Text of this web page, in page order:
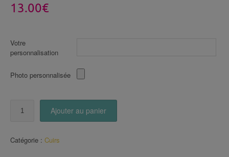
13.00€
Votre
personnalisation
Photo personnalisée
pétales
Ajouter au panier
Catégorie : Cuirs